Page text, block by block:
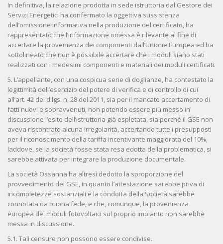
In definitiva, la relazione prodotta in sede istruttoria dal Gestore dei
Servizi Energetici ha confermato la oggettiva sussistenza
dell’omissione informativa nella produzione del certificato, ha
rappresentato che l’informazione omessa è rilevante al fine di
accertare la provenienza dei componenti dall’Unione Europea ed ha
sottolineato che non è possibile accertare che i moduli siano stati
realizzati con i medesimi componenti e materiali dei moduli certificati.
5. L’appellante, con una cospicua serie di doglianze, ha contestato la
legittimità dell’esercizio del potere di verifica e di controllo di cui
all’art. 42 del d.lgs. n. 28 del 2011, sia per il mancato accertamento di
fatti nuovi e sopravvenuti, non potendo essere più messo in
discussione l’esito dell’istruttoria già espletata, sia perché il GSE non
aveva riscontrato alcuna irregolarità, accertando tutte i presupposti
per il riconoscimento della tariffa incentivante maggiorata del 10%,
laddove, se la società fosse stata resa edotta della problematica, si
sarebbe attivata per integrare la produzione documentale.
La società Ossanna ha altresì dedotto la sproporzione del
provvedimento del GSE, in quanto l’attestazione sarebbe priva di
incompletezze sostanziali e la condotta della Società sarebbe
connotata da buona fede, e che, comunque, la provenienza
europea dei moduli fotovoltaici sul proprio impianto non sarebbe
messa in discussione.
5.1. Tali censure non possono essere condivise.